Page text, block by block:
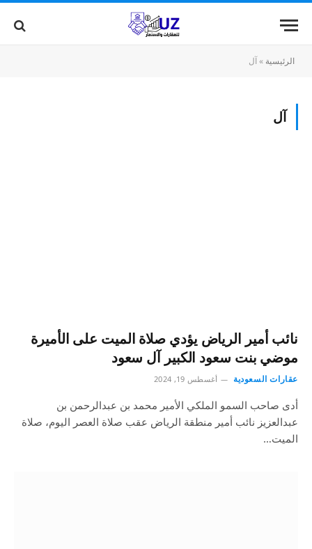
الرئيسية »آل
آل
نائب أمير الرياض يؤدي صلاة الميت على الأميرة
موضي بنت سعود الكبير آل سعود
عقارات السعودية أغسطس 19, 2024
أدى صاحب السمو الملكي الأمير محمد بن عبدالرحمن بن
عبدالعزيز نائب أمير منطقة الرياض عقب صلاة العصر اليوم، صلاة
الميت…